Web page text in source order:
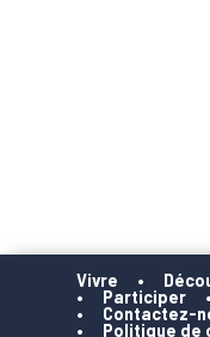
Vivre
Participer
Contactez-
Politique de